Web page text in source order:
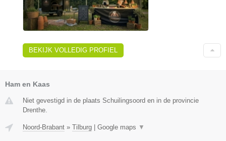
BEKIJK VOLLEDIG PROFIEL
Ham en Kaas
Niet gevestigd in de plaats Schuilingsoord en in de provincie
Drenthe.
Noord-Brabant » Tilburg Google maps ▼